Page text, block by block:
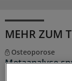
MEHR ZUM
Osteoporose
Metaanalyse